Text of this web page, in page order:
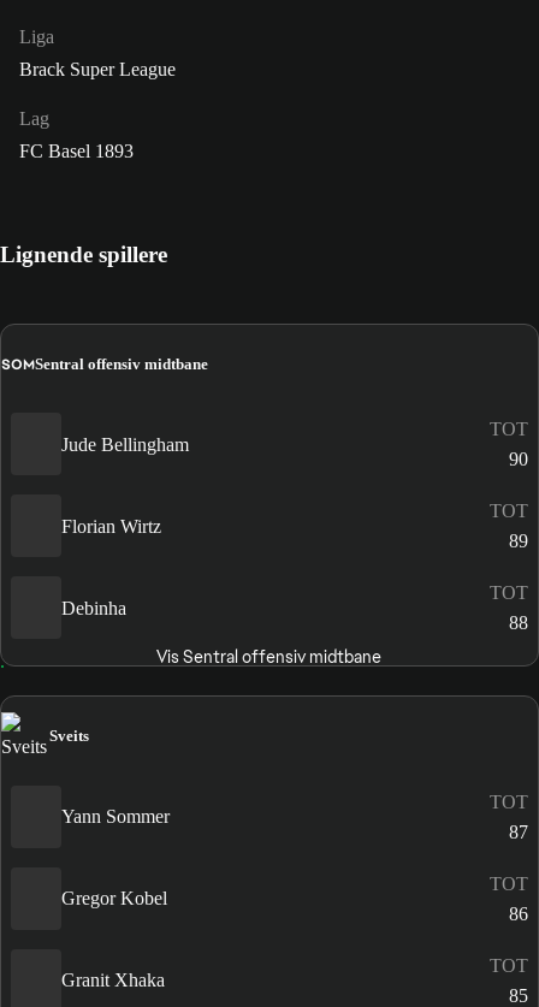
Liga
Brack Super League
Lag
FC Basel 1893
Lignende spillere
SOMSentral offensiv midtbane
Jude Bellingham
TOT
90
Florian Wirtz
TOT
89
Debinha
TOT
88
Vis Sentral offensiv midtbane
Sveits
Yann Sommer
TOT
87
Gregor Kobel
TOT
86
Granit Xhaka
TOT
85